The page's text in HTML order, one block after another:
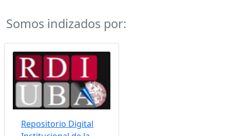
Somos indizados por: